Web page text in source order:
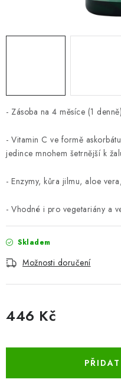
Obchodní podmínky
- Zásoba na 4 měsíce (1 denně)
- Vitamin C ve formě
jedince mnohem šetrnější k
- Enzymy, kůra jilmu, aloe
- Vhodné i pro vegetariány a
Skladem
Možnosti doručení
446 Kč